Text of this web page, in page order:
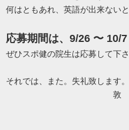
何はともあれ、英語が出来ない
応募期間は、9/26 〜 10/7
ぜひスポ健の院生は応募して下さ
それでは、また。失礼致します。
敦